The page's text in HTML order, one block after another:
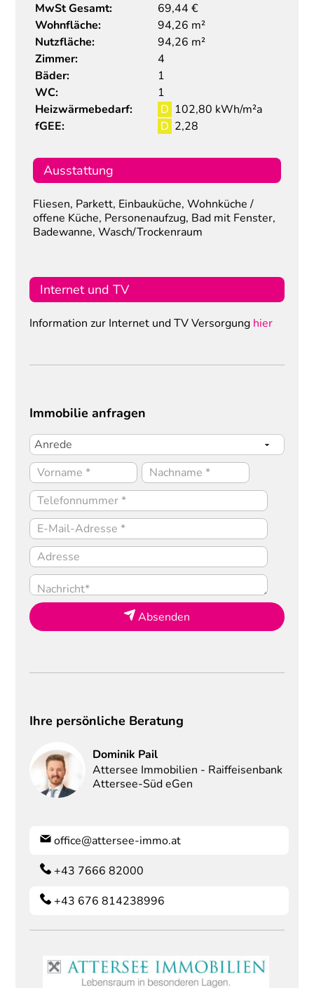
MwSt Gesamt:
69,44 €
Wohnfläche:
94,26 m²
Nutzfläche:
94,26 m²
Zimmer:
4
Bäder:
1
WC:
1
Heizwärmebedarf:
D 102,80 kWh/m²a
fGEE:
D 2,28
Ausstattung
Fliesen, Parkett, Einbauküche, Wohnküche /
offene Küche, Personenaufzug, Bad mit Fenster,
Badewanne, Wasch/Trockenraum
Internet und TV
Information zur Internet und TV Versorgung hier
Immobilie anfragen
Absenden
Ihre persönliche Beratung
Dominik Pail
Attersee Immobilien - Raiffeisenbank
Attersee-Süd eGen
office@attersee-immo.at
+43 7666 82000
+43 676 814238996